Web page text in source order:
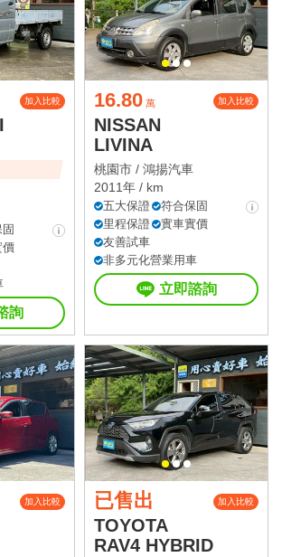
加入比較
價
詢
16.80 萬 加入比較
NISSAN
LIVINA
桃園市 / 鴻揚汽車
2011年 / km
五大保證
符合保固
里程保證
實車實價
友善試車
非多元化營業用車
立即諮詢
加入比較 已售出 加入比較
TOYOTA
RAV4 HYBRID